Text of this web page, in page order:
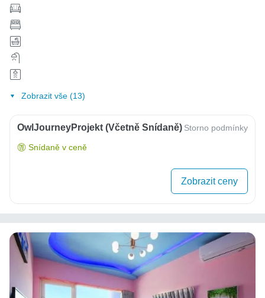
Zobrazit vše (13)
OwlJourneyProjekt (včetně Snídaně) Storno podmínky
Snídaně v ceně
Zobrazit ceny